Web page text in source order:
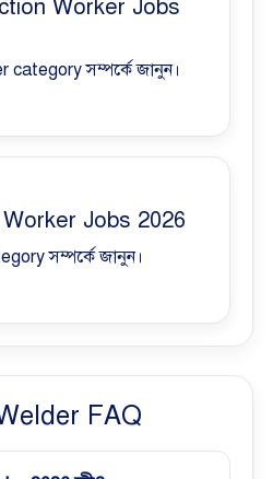
Worker Jobs
সম্পর্কে জানুন।
Jobs 2026
সম্পর্কে জানুন।
FAQ